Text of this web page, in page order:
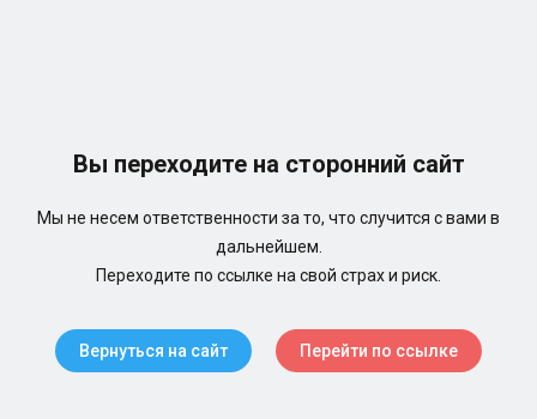
Вы переходите на сторонний сайт
Мы не несем ответственности за то, что случится с вами в
дальнейшем.
Переходите по ссылке на свой страх и риск.
Вернуться на сайт Перейти по ссылке